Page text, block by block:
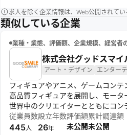
求人を除く企業情報は、Web公開されて
類似している企業
業種・業態、評価額、企業規模、経営者
株式会社グッドスマイ
アート・デザイン エンター
フィギュアやアニメ、ゲームコン
高品質フィギュアを展開し、モー
世界中のクリエイターとともにコン
従業員数
445人
設立年数
26年
評価額
未公開
累計調達額
未公開